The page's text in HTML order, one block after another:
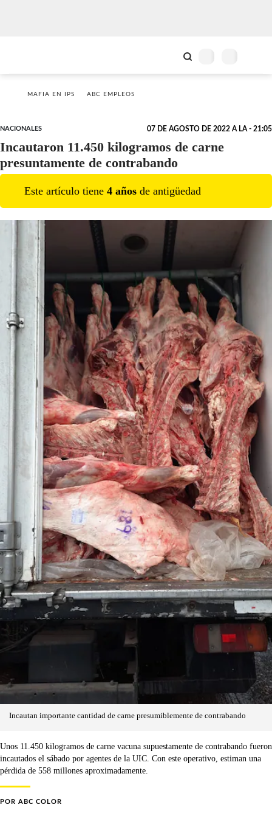
MAFIA EN IPS ABC EMPLEOS
NACIONALES 07 DE AGOSTO DE 2022 A LA - 21:05
Incautaron 11.450 kilogramos de carne
presuntamente de contrabando
Este artículo tiene 4 años de antigüedad
Incautan importante cantidad de carne presumiblemente de contrabando
Unos 11.450 kilogramos de carne vacuna supuestamente de contrabando fueron
incautados el sábado por agentes de la UIC. Con este operativo, estiman una
pérdida de 558 millones aproximadamente.
POR ABC COLOR